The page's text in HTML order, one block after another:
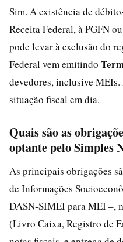
Sim. A existência de
Receita Federal, à PGFN
pode levar à exclusão do
Federal vem emitindo
devedores, inclusive MEIs.
situação fiscal em dia.
Quais são as
optante pelo Simples
As principais obrigações
de Informações
DASN‑SIMEI para MEI –,
(Livro Caixa, Registro de